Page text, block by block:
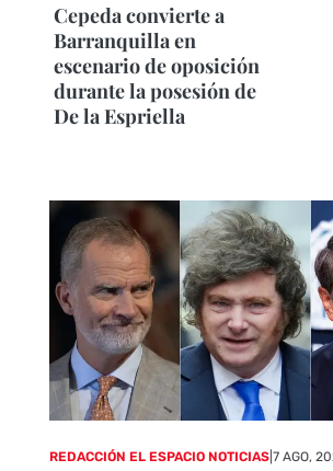
Cepeda convierte a
Barranquilla en
escenario de oposición
durante la posesión de
De la Espriella
REDACCIÓN EL ESPACIO NOTICIAS| 7 AGO,